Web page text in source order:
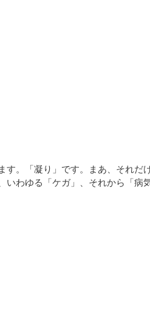
す。「凝り」です。まあ、それだ
いわゆる「ケガ」、それから「病